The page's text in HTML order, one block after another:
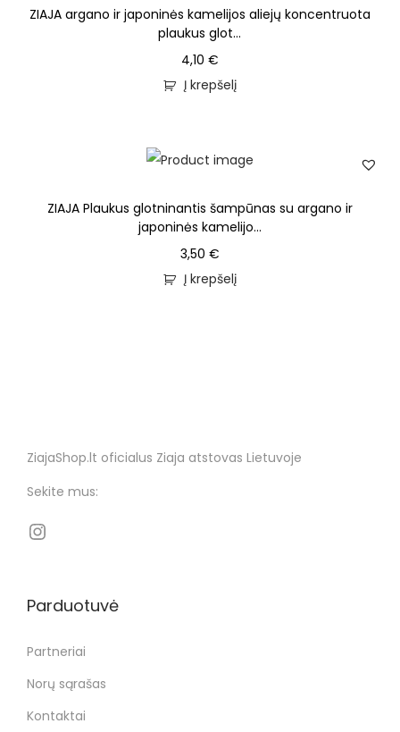
ZIAJA argano ir japoninės kamelijos aliejų koncentruota
plaukus glot...
4,10 €
Į krepšelį
ZIAJA Plaukus glotninantis šampūnas su argano ir
japoninės kamelijo...
3,50 €
Į krepšelį
ZiajaShop.lt oficialus Ziaja atstovas Lietuvoje
Sekite mus:
Parduotuvė
Partneriai
Norų sąrašas
Kontaktai